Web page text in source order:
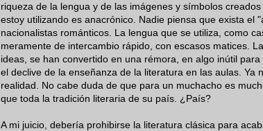
riqueza de la lengua y de las imágenes y símbolos
estoy utilizando es anacrónico. Nadie piensa que exista el
nacionalistas románticos. La lengua que se utiliza, como
meramente de intercambio rápido, con escasos matices.
ideas, se han convertido en una rémora, en algo inútil
el declive de la enseñanza de la literatura en las aulas. Ya
realidad. No cabe duda de que para un muchacho es
que toda la tradición literaria de su país. ¿País?
A mi juicio, debería prohibirse la literatura clásica para